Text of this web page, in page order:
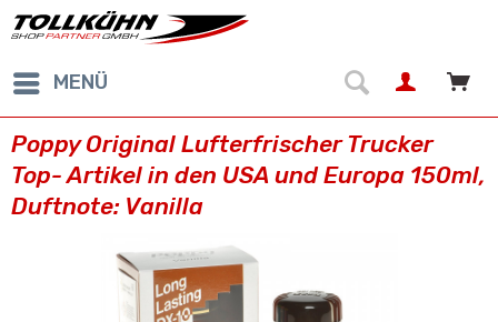
MENÜ
Poppy Original Lufterfrischer Trucker
Top- Artikel in den USA und Europa 150ml,
Duftnote: Vanilla